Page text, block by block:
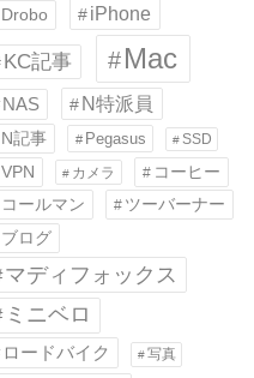
Drobo iPhone
KC記事 Mac
NAS N特派員
N記事 Pegasus SSD
VPN カメラ
コーヒー
コールマン
ツーバーナー
ブログ
マディフォックス
ミニベロ
ロードバイク 写真